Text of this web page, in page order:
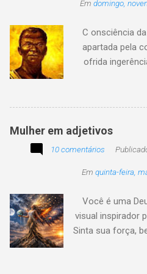
Em domingo,
C onsciência
apartada pela
ofrida
tempo o preito N
multicolor I
Mulher em adjetivos
10 comentários
Em quinta-feira,
Você é uma
visual inspirador
Sinta sua força,
arrepios! 👇